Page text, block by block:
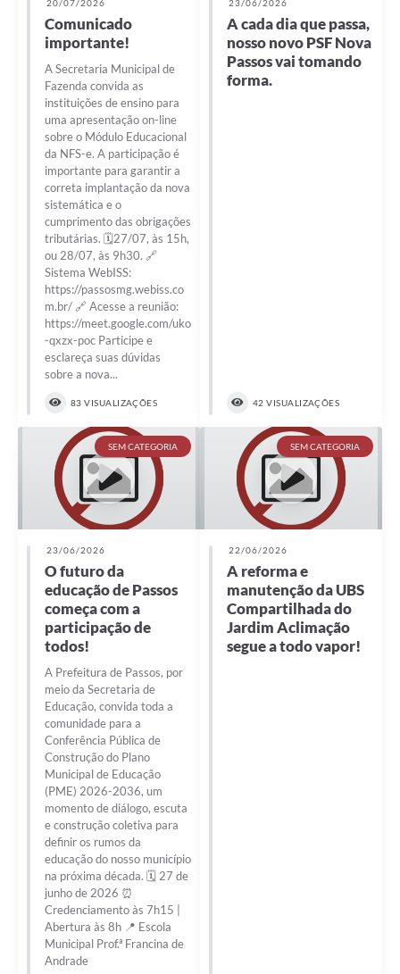
20/07/2026
Comunicado
importante!
A Secretaria Municipal de
Fazenda convida as
instituições de ensino para
uma apresentação on-line
sobre o Módulo Educacional
da NFS-e. A participação é
importante para garantir a
correta implantação da nova
sistemática e o
cumprimento das obrigações
tributárias. 🗓️27/07, às 15h,
ou 28/07, às 9h30. 🔗
Sistema WebISS:
https://passosmg.webiss.co
m.br/ 🔗 Acesse a reunião:
https://meet.google.com/uko
-qxzx-poc Participe e
esclareça suas dúvidas
sobre a nova...
83 VISUALIZAÇÕES
23/06/2026
A cada dia que passa,
nosso novo PSF Nova
Passos vai tomando
forma.
42 VISUALIZAÇÕES
SEM CATEGORIA
23/06/2026
O futuro da
educação de Passos
começa com a
participação de
todos!
A Prefeitura de Passos, por
meio da Secretaria de
Educação, convida toda a
comunidade para a
Conferência Pública de
Construção do Plano
Municipal de Educação
(PME) 2026-2036, um
momento de diálogo, escuta
e construção coletiva para
definir os rumos da
educação do nosso município
na próxima década. 🗓️ 27 de
junho de 2026 ⏰
Credenciamento às 7h15 |
Abertura às 8h 📍 Escola
Municipal Prof.ª Francina de
Andrade
SEM CATEGORIA
22/06/2026
A reforma e
manutenção da UBS
Compartilhada do
Jardim Aclimação
segue a todo vapor!